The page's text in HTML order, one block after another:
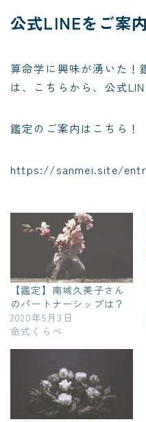
公式LINEをご案
算命学に興味が湧いた！
は、こちらから、公式
鑑定のご案内はこちら！
https://sanmei.site/
【鑑定】南城久美子さん
のパートナーシップは？
2020年5月3日
命式くらべ